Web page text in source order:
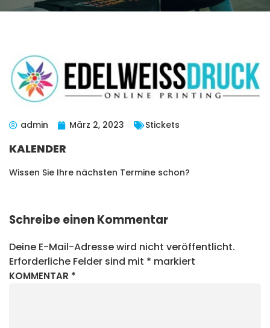
admin März 2, 2023 Stickets
KALENDER
Wissen Sie Ihre nächsten Termine schon?
Schreibe einen Kommentar
Deine E-Mail-Adresse wird nicht veröffentlicht.
Erforderliche Felder sind mit * markiert
KOMMENTAR *